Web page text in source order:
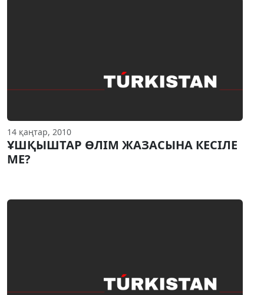
14 қаңтар, 2010
ҰШҚЫШТАР ӨЛIМ ЖАЗАСЫНА КЕСIЛЕ
МЕ?